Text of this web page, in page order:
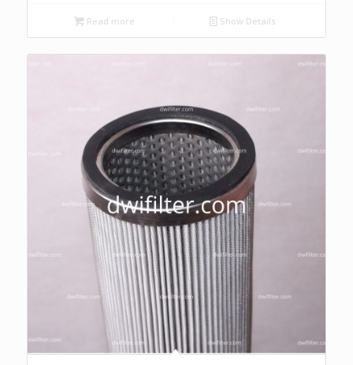
Read more Show Details